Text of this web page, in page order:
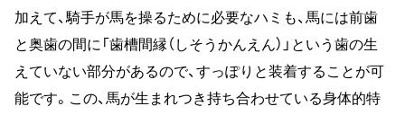
加えて、騎手が馬を操るために必要なハミも、馬には前歯
と奥歯の間に「歯槽間縁（しそうかんえん）」という歯の生
えていない部分があるので、すっぽりと装着することが可
能です。この、馬が生まれつき持ち合わせている身体的特